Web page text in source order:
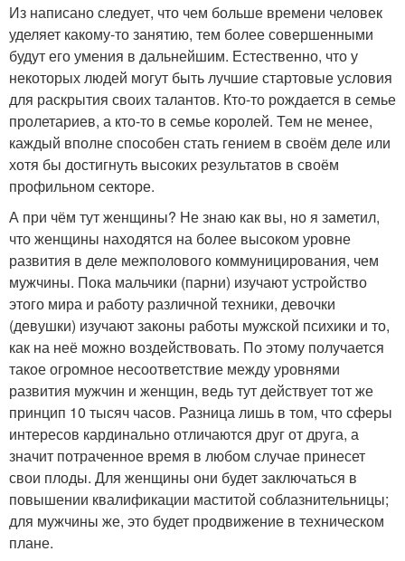
Из написано следует, что чем больше времени человек
уделяет какому-то занятию, тем более совершенными
будут его умения в дальнейшим. Естественно, что у
некоторых людей могут быть лучшие стартовые условия
для раскрытия своих талантов. Кто-то рождается в семье
пролетариев, а кто-то в семье королей. Тем не менее,
каждый вполне способен стать гением в своём деле или
хотя бы достигнуть высоких результатов в своём
профильном секторе.
А при чём тут женщины? Не знаю как вы, но я заметил,
что женщины находятся на более высоком уровне
развития в деле межполового коммуницирования, чем
мужчины. Пока мальчики (парни) изучают устройство
этого мира и работу различной техники, девочки
(девушки) изучают законы работы мужской психики и то,
как на неё можно воздействовать. По этому получается
такое огромное несоответствие между уровнями
развития мужчин и женщин, ведь тут действует тот же
принцип 10 тысяч часов. Разница лишь в том, что сферы
интересов кардинально отличаются друг от друга, а
значит потраченное время в любом случае принесет
свои плоды. Для женщины они будет заключаться в
повышении квалификации маститой соблазнительницы;
для мужчины же, это будет продвижение в техническом
плане.